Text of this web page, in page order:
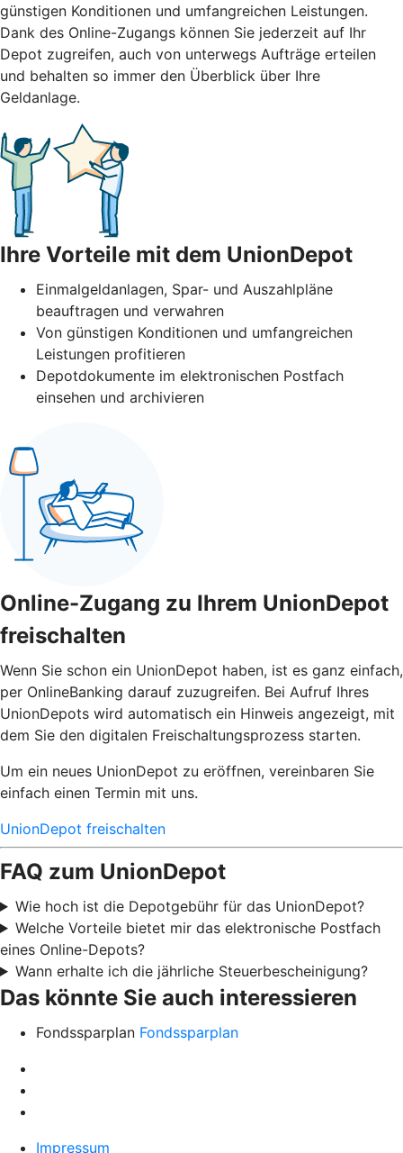
günstigen Konditionen und umfangreichen Leistungen.
Dank des Online-Zugangs können Sie jederzeit auf Ihr
Depot zugreifen, auch von unterwegs Aufträge erteilen
und behalten so immer den Überblick über Ihre
Geldanlage.
Ihre Vorteile mit dem UnionDepot
Einmalgeldanlagen, Spar- und Auszahlpläne
beauftragen und verwahren
Von günstigen Konditionen und umfangreichen
Leistungen profitieren
Depotdokumente im elektronischen Postfach
einsehen und archivieren
Online-Zugang zu Ihrem UnionDepot
freischalten
Wenn Sie schon ein UnionDepot haben, ist es ganz einfach,
per OnlineBanking darauf zuzugreifen. Bei Aufruf Ihres
UnionDepots wird automatisch ein Hinweis angezeigt, mit
dem Sie den digitalen Freischaltungsprozess starten.
Um ein neues UnionDepot zu eröffnen, vereinbaren Sie
einfach einen Termin mit uns.
UnionDepot freischalten
FAQ zum UnionDepot
Wie hoch ist die Depotgebühr für das UnionDepot?
Welche Vorteile bietet mir das elektronische Postfach
eines Online-Depots?
Wann erhalte ich die jährliche Steuerbescheinigung?
Das könnte Sie auch interessieren
Fondssparplan Fondssparplan
Impressum